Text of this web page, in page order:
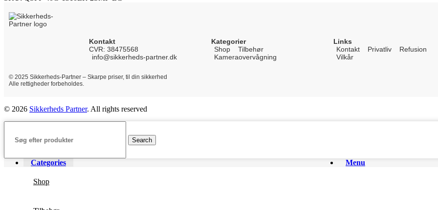
Kontakt
CVR: 38475568
info@sikkerheds-partner.dk
Kategorier
Shop
Tilbehør
Kameraovervågning
Links
Kontakt
Privatliv
Refusion
Vilkår
© 2025 Sikkerheds-Partner – Skarpe priser, til din sikkerhed
Alle rettigheder forbeholdes.
© 2026 Sikkerheds Partner. All rights reserved
Search
Menu
Categories
Shop